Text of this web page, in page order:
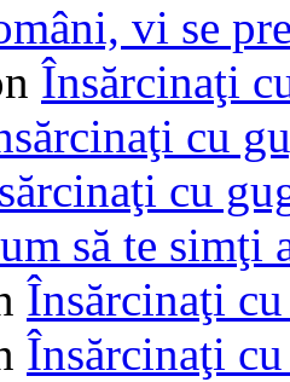
vi se
Însărcinaţi
cu
cu
să te simţi
Însărcinaţi
Însărcinaţi